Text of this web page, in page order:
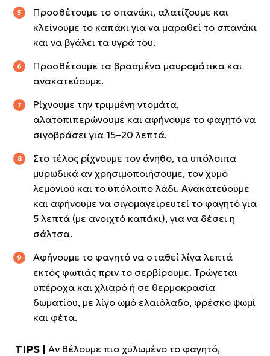
Προσθέτουμε το σπανάκι, αλατίζουμε και
κλείνουμε το καπάκι για να μαραθεί το σπανάκι
και να βγάλει τα υγρά του.
Προσθέτουμε τα βρασμένα μαυρομάτικα και
ανακατεύουμε.
Ρίχνουμε την τριμμένη ντομάτα,
αλατοπιπερώνουμε και αφήνουμε το φαγητό να
σιγοβράσει για 15–20 λεπτά.
Στο τέλος ρίχνουμε τον άνηθο, τα υπόλοιπα
μυρωδικά αν χρησιμοποιήσουμε, τον χυμό
λεμονιού και το υπόλοιπο λάδι. Ανακατεύουμε
και αφήνουμε να σιγομαγειρευτεί το φαγητό για
5 λεπτά (με ανοιχτό καπάκι), για να δέσει η
σάλτσα.
Αφήνουμε το φαγητό να σταθεί λίγα λεπτά
εκτός φωτιάς πριν το σερβίρουμε. Τρώγεται
υπέροχα και χλιαρό ή σε θερμοκρασία
δωματίου, με λίγο ωμό ελαιόλαδο, φρέσκο ψωμί
και φέτα.
Αν θέλουμε πιο χυλωμένο το φαγητό,